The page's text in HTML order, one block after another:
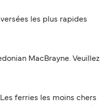
les plus rapides
MacBrayne. Veuillez
ferries les moins chers